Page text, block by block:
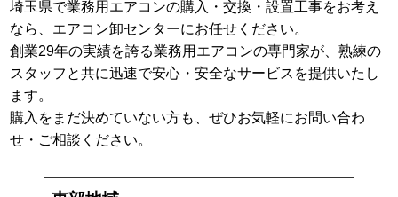
埼玉県で業務用エアコンの購入・交換・設置工事をお考え
なら、エアコン卸センターにお任せください。
創業29年の実績を誇る業務用エアコンの専門家が、熟練の
スタッフと共に迅速で安心・安全なサービスを提供いたし
ます。
購入をまだ決めていない方も、ぜひお気軽にお問い合わ
せ・ご相談ください。